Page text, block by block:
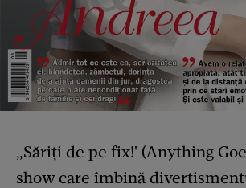
„Săriți de pe fix!' (Anything
show care îmbină